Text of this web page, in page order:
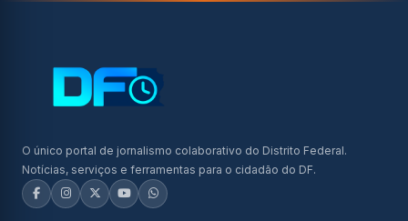
O único portal de jornalismo colaborativo do Distrito Federal.
Notícias, serviços e ferramentas para o cidadão do DF.